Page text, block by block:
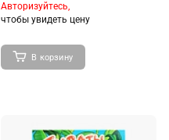
Авторизуйтесь,
чтобы увидеть цену
В корзину